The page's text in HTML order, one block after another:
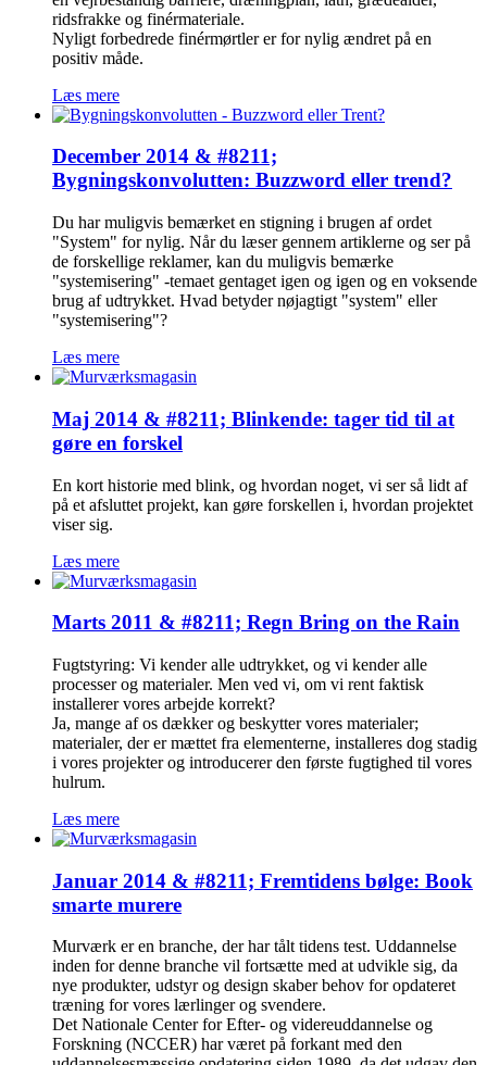
ridsfrakke og finérmateriale.
Nyligt forbedrede finérmørtler er for nylig ændret på en
positiv måde.
Læs mere
December 2014 & #8211;
Bygningskonvolutten: Buzzword eller trend?
Du har muligvis bemærket en stigning i brugen af ordet
"System" for nylig. Når du læser gennem artiklerne og ser på
de forskellige reklamer, kan du muligvis bemærke
"systemisering" -temaet gentaget igen og igen og en voksende
brug af udtrykket. Hvad betyder nøjagtigt "system" eller
"systemisering"?
Læs mere
Maj 2014 & #8211; Blinkende: tager tid til at
gøre en forskel
En kort historie med blink, og hvordan noget, vi ser så lidt af
på et afsluttet projekt, kan gøre forskellen i, hvordan projektet
viser sig.
Læs mere
Marts 2011 & #8211; Regn Bring on the Rain
Fugtstyring: Vi kender alle udtrykket, og vi kender alle
processer og materialer. Men ved vi, om vi rent faktisk
installerer vores arbejde korrekt?
Ja, mange af os dækker og beskytter vores materialer;
materialer, der er mættet fra elementerne, installeres dog stadig
i vores projekter og introducerer den første fugtighed til vores
hulrum.
Læs mere
Januar 2014 & #8211; Fremtidens bølge: Book
smarte murere
Murværk er en branche, der har tålt tidens test. Uddannelse
inden for denne branche vil fortsætte med at udvikle sig, da
nye produkter, udstyr og design skaber behov for opdateret
træning for vores lærlinger og svendere.
Det Nationale Center for Efter- og videreuddannelse og
Forskning (NCCER) har været på forkant med den